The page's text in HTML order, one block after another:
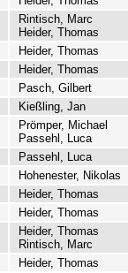
Rintisch, Marc
Heider, Thomas
Heider, Thomas
Heider, Thomas
Pasch, Gilbert
Kießling, Jan
Prömper, Michael
Passehl, Luca
Passehl, Luca
Hohenester, Nikolas
Heider, Thomas
Heider, Thomas
Heider, Thomas
Rintisch, Marc
Heider, Thomas